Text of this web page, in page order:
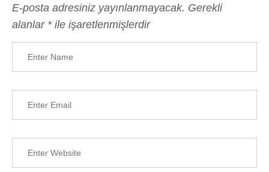
E-posta adresiniz yayınlanmayacak. Gerekli
alanlar *ile işaretlenmişlerdir